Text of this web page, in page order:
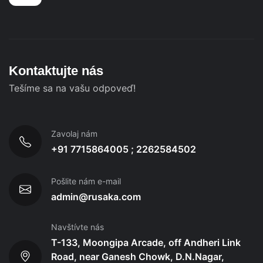
Kontaktujte nás
Tešíme sa na vašu odpoveď!
Zavolaj nám
+91 7715864005 ; 2262584502
Pošlite nám e-mail
admin@rusaka.com
Navštívte nás
T-133, Moongipa Arcade, off Andheri Link
Road, near Ganesh Chowk, D.N.Nagar,